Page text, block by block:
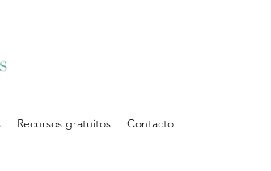
Recursos gratuitos Contacto